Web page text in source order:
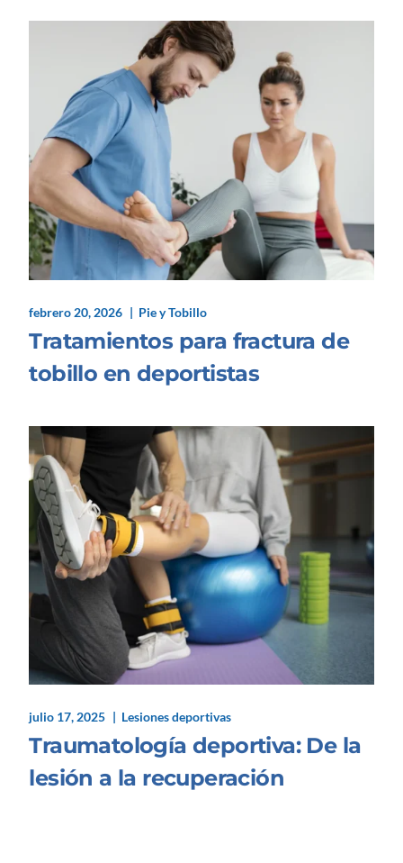
febrero 20, 2026 Pie y Tobillo
Tratamientos para fractura de
tobillo en deportistas
julio 17, 2025 Lesiones deportivas
Traumatología deportiva: De la
lesión a la recuperación